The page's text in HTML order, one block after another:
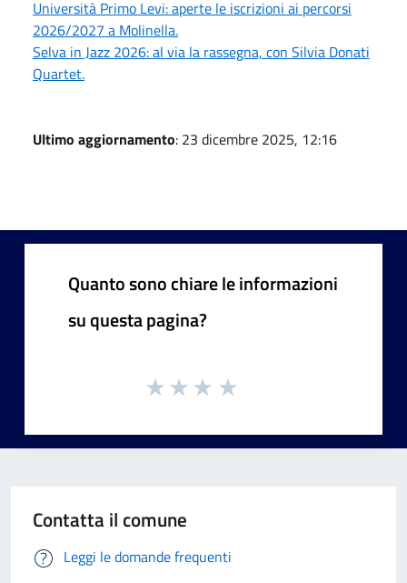
Università Primo Levi: aperte le iscrizioni ai percorsi
2026/2027 a Molinella.
Selva in Jazz 2026: al via la rassegna, con Silvia Donati
Quartet.
Ultimo aggiornamento: 23 dicembre 2025, 12:16
Quanto sono chiare le informazioni
su questa pagina?
Contatta il comune
Leggi le domande frequenti